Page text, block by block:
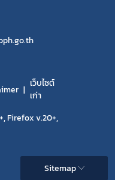
เว็บไซต์
เก่า
Firefox v.20+,
Sitemap